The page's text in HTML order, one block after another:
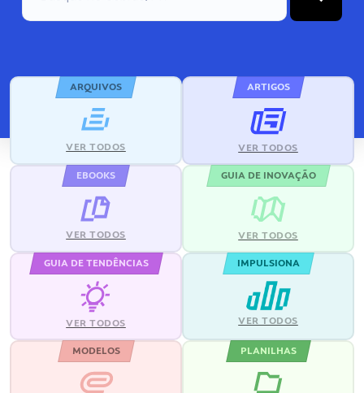
ARQUIVOS
VER TODOS
ARTIGOS
VER TODOS
EBOOKS
VER TODOS
GUIA DE INOVAÇÃO
VER TODOS
GUIA DE TENDÊNCIAS
VER TODOS
IMPULSIONA
VER TODOS
MODELOS PLANILHAS